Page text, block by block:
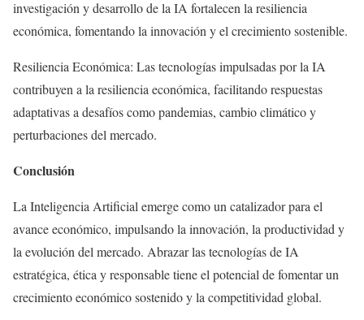
investigación y desarrollo de la IA fortalecen la resiliencia
económica, fomentando la innovación y el crecimiento sostenible.
Resiliencia Económica: Las tecnologías impulsadas por la IA
contribuyen a la resiliencia económica, facilitando respuestas
adaptativas a desafíos como pandemias, cambio climático y
perturbaciones del mercado.
Conclusión
La Inteligencia Artificial emerge como un catalizador para el
avance económico, impulsando la innovación, la productividad y
la evolución del mercado. Abrazar las tecnologías de IA
estratégica, ética y responsable tiene el potencial de fomentar un
crecimiento económico sostenido y la competitividad global.